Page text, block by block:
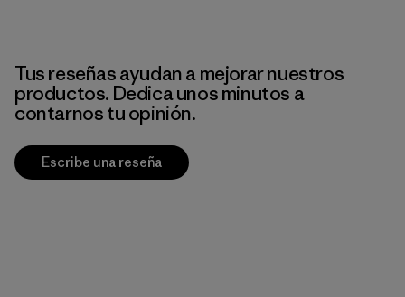
Tus reseñas ayudan a mejorar nuestros
productos. Dedica unos minutos a
contarnos tu opinión.
Escribe una reseña